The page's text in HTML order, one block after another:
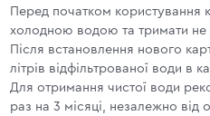
Перед початком користування
холодною водою та тримати
Після встановлення нового
літрів відфільтрованої води в
Для отримання чистої води
раз на 3 місяці, незалежно від